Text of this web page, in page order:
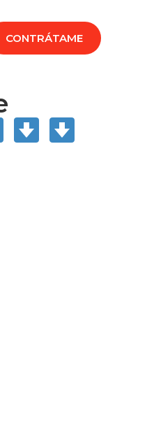
CONTRÁTAME